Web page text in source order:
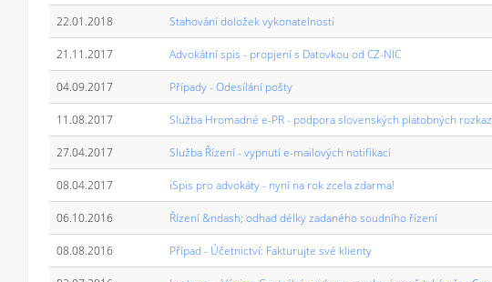
22.01.2018 Stahování doložek vykonatelnosti
21.11.2017 Advokátní spis - propjení s Datovkou od CZ-NIC
04.09.2017 Případy - Odesílání pošty
11.08.2017 Služba Hromadné e-PR - podpora slovenských platobných
27.04.2017 Služba Řízení - vypnutí e-mailových notifikací
08.04.2017 iSpis pro advokáty - nyní na rok zcela zdarma!
06.10.2016 Řízení &ndash; odhad délky zadaného soudního řízení
08.08.2016 Případ - Účetnictví: Fakturujte své klienty